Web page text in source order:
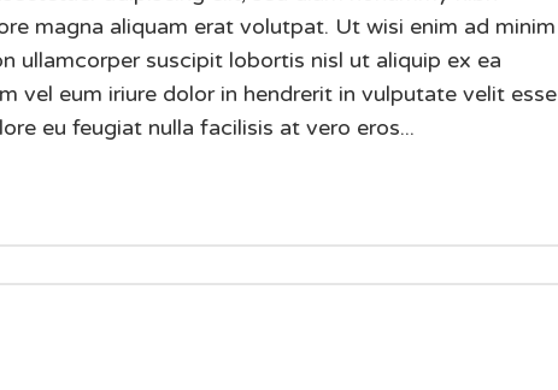
magna aliquam erat volutpat. Ut wisi enim ad minim
ullamcorper suscipit lobortis nisl ut aliquip ex ea
vel eum iriure dolor in hendrerit in vulputate velit esse
eu feugiat nulla facilisis at vero eros...